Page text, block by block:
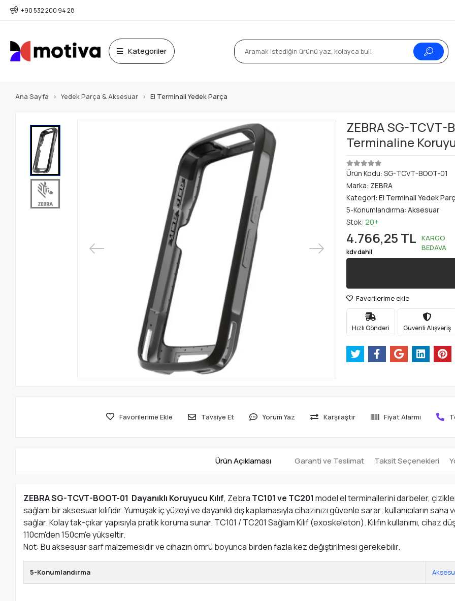
+90 532 200 94 28
Kategoriler
Ana Sayfa Yedek Parça & Aksesuar El Terminali Yedek Parça
ZEBRA SG-TCVT-
Terminaline
Ürün Kodu: SG-TCVT-BOOT-01
Marka: ZEBRA
Kategori: El Terminali Yedek
5-Konumlandırma: Aksesuar
Stok: 20+
4.766,25 TL
kdv dahil
KARGO
BEDAVA
Favorilerime ekle
Hızlı Gönderi Güvenli Alışveriş
Favorilerime Ekle Tavsiye Et Yorum Yaz Karşılaştır Fiyat Alarmı
Ürün Açıklaması Garanti ve Teslimat Taksit Seçenekleri
ZEBRA SG-TCVT-BOOT-01 Dayanıklı Koruyucu Kılıf, Zebra TC101 ve TC201 model el terminallerini darbeler,
sağlam bir aksesuar kılıfıdır. Yumuşak iç yüzeyi ve dayanıklı dış kaplamasıyla cihazınızı güvenle sarar; kullanıcıların
sağlar. Kolay tak-çıkar yapısıyla pratik koruma sunar. TC101 / TC201 Sağlam Kılıf (exoskeleton). Kılıfın kullanımı, cihaz
110cm'den 150cm'e yükseltir.
Not: Bu aksesuar sarf malzemesidir ve cihazın ömrü boyunca birden fazla kez değiştirilmesi gerekebilir.
5-Konumlandırma